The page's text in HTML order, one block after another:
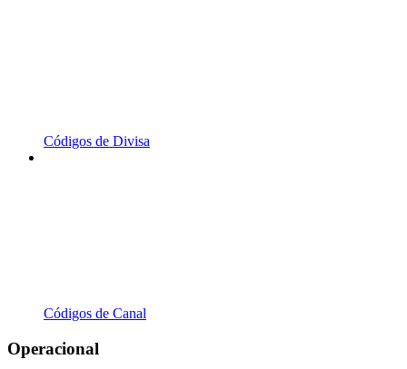
Códigos de Divisa
Códigos de Canal
Operacional